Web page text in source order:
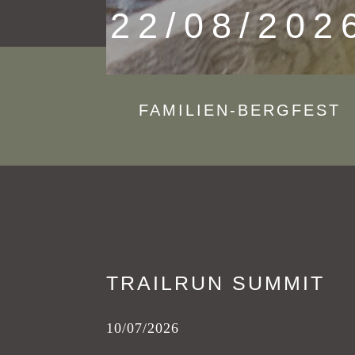
22/08/
FAMILIEN-BERGFEST
TRAILRUN SUMMIT
10/07/2026